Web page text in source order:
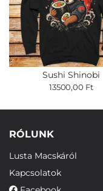
Sushi Shinobi
13500,00 Ft
RÓLUNK
Lusta Macskáról
Kapcsolatok